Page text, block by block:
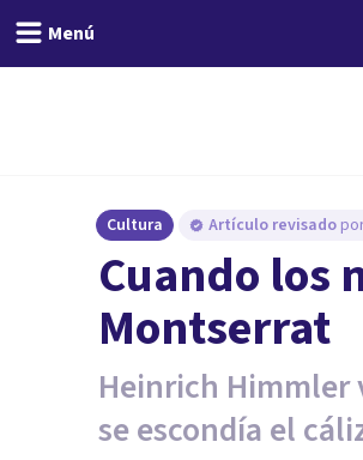
Menú
Cultura Artículo revisado
Cuando los
Montserrat
Heinrich Himmler
se escondía el